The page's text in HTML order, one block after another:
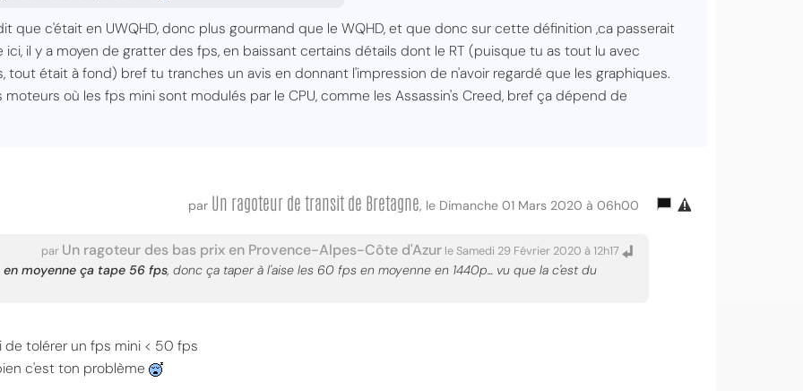
que c'était en UWQHD, donc plus gourmand que le WQHD, et que donc sur cette définition ,ca passerait
ici, il y a moyen de gratter des fps, en baissant certains détails dont le RT (puisque tu as tout lu avec
tout était à fond) bref tu tranches un avis en donnant l'impression de n'avoir regardé que les graphiques.
moteurs où les fps mini sont modulés par le CPU, comme les Assassin's Creed, bref ça dépend de
par Un ragoteur de transit de Bretagne, le Dimanche 01 Mars 2020 à 06h00
par Un ragoteur des bas prix en Provence-Alpes-Côte d'Azur le Samedi 29 Février 2020 à 12h17
moyenne ça tape 56 fps, donc ça taper à l'aise les 60 fps en moyenne en 1440p... vu que la c'est du
tolérer un fps mini < 50 fps
c'est ton problème